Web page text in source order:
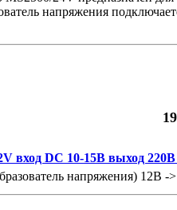
напряжения
вход DC 10-15В выход
напряжения) 12В